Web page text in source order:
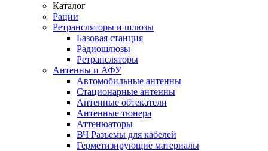
Каталог
Рации
Ретрансляторы и шлюзы
Базовая станция
Радиошлюзы
Ретрансляторы
Антенны и АФУ
Автомобильные антенны
Стационарные антенны
Антенные обтекатели
Антенные тюнера
Аттенюаторы
ВЧ Разъемы для кабелей
Герметизирующие материалы